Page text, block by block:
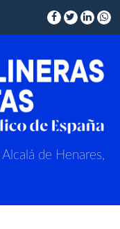
de Henares,